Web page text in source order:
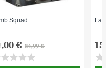
Squad
€ 34,99 €
starstarstarstar
La
star